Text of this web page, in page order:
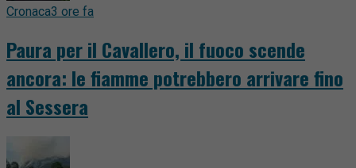
Cronaca3 ore fa
Paura per il Cavallero, il fuoco scende
ancora: le fiamme potrebbero arrivare fino
al Sessera